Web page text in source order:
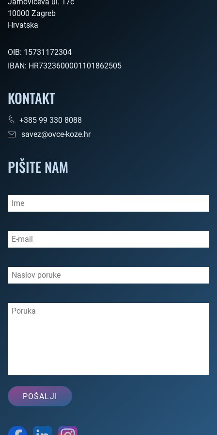
10000 Zagreb
Hrvatska
OIB: 15731172304
IBAN: HR7323600001101862505
KONTAKT
+385 99 330 8088
savez@ovce-koze.hr
PIŠITE NAM